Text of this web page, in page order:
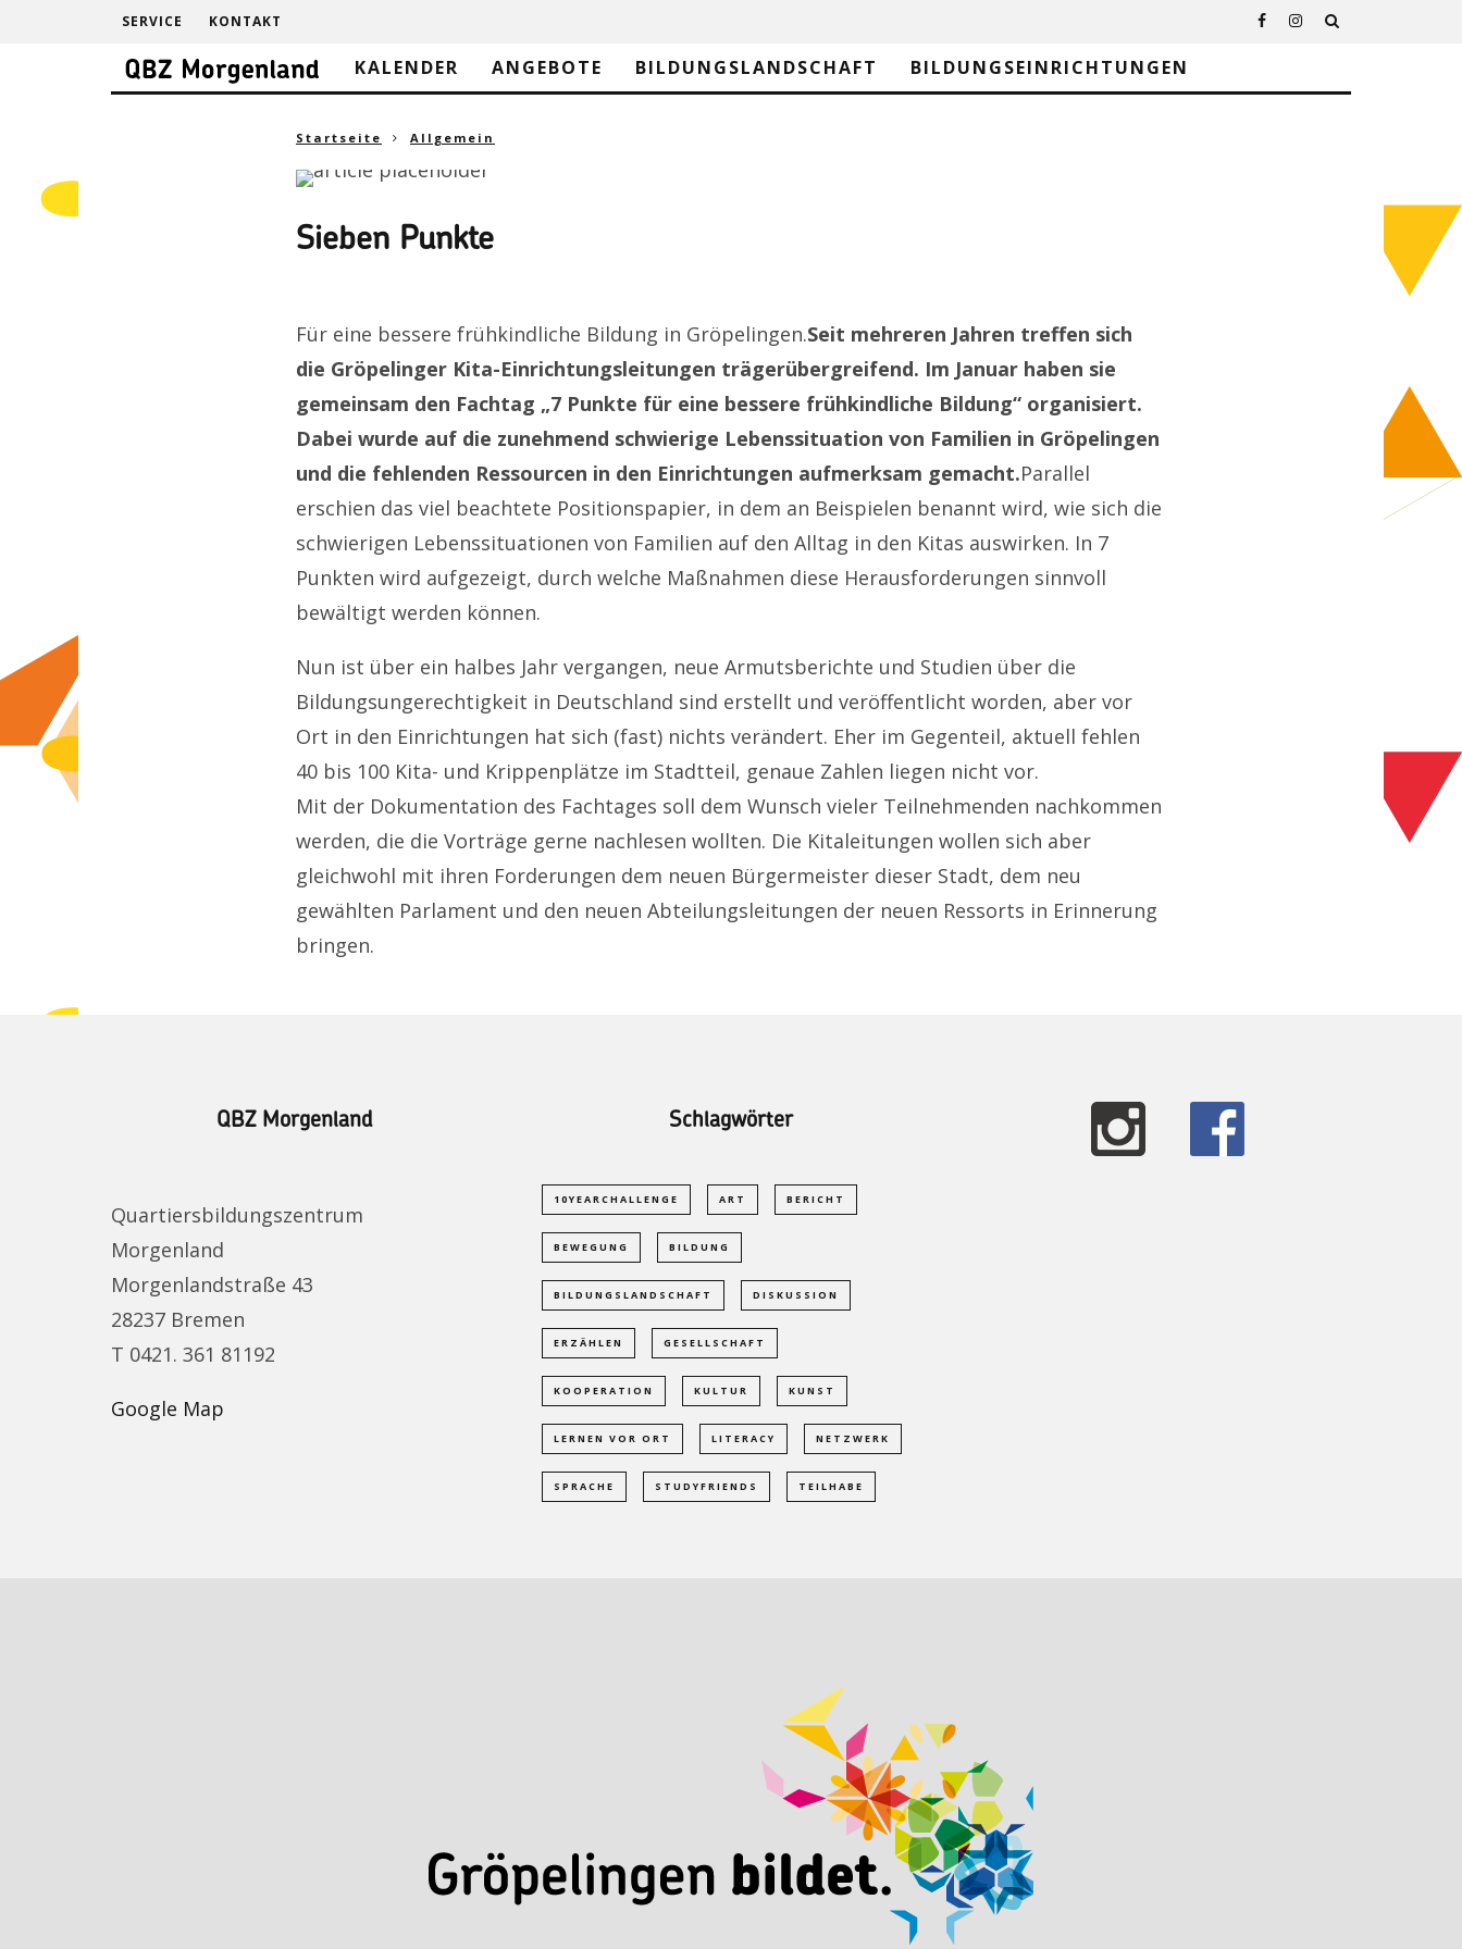
SERVICE KONTAKT
KALENDER ANGEBOTE BILDUNGSLANDSCHAFT BILDUNGSEINRICHTUNGEN
Startseite Allgemein
Sieben Punkte
Für eine bessere frühkindliche Bildung in Gröpelingen.Seit mehreren Jahren treffen sich
die Gröpelinger Kita-Einrichtungsleitungen trägerübergreifend. Im Januar haben sie
gemeinsam den Fachtag „7 Punkte für eine bessere frühkindliche Bildung“ organisiert.
Dabei wurde auf die zunehmend schwierige Lebenssituation von Familien in Gröpelingen
und die fehlenden Ressourcen in den Einrichtungen aufmerksam gemacht.Parallel
erschien das viel beachtete Positionspapier, in dem an Beispielen benannt wird, wie sich die
schwierigen Lebenssituationen von Familien auf den Alltag in den Kitas auswirken. In 7
Punkten wird aufgezeigt, durch welche Maßnahmen diese Herausforderungen sinnvoll
bewältigt werden können.
Nun ist über ein halbes Jahr vergangen, neue Armutsberichte und Studien über die
Bildungsungerechtigkeit in Deutschland sind erstellt und veröffentlicht worden, aber vor
Ort in den Einrichtungen hat sich (fast) nichts verändert. Eher im Gegenteil, aktuell fehlen
40 bis 100 Kita- und Krippenplätze im Stadtteil, genaue Zahlen liegen nicht vor.
Mit der Dokumentation des Fachtages soll dem Wunsch vieler Teilnehmenden nachkommen
werden, die die Vorträge gerne nachlesen wollten. Die Kitaleitungen wollen sich aber
gleichwohl mit ihren Forderungen dem neuen Bürgermeister dieser Stadt, dem neu
gewählten Parlament und den neuen Abteilungsleitungen der neuen Ressorts in Erinnerung
bringen.
QBZ Morgenland
Quartiersbildungszentrum
Morgenland
Morgenlandstraße 43
28237 Bremen
T 0421. 361 81192
Google Map
Schlagwörter
10YEARCHALLENGE ART BERICHT
BEWEGUNG BILDUNG
BILDUNGSLANDSCHAFT DISKUSSION
ERZÄHLEN GESELLSCHAFT
KOOPERATION KULTUR KUNST
LERNEN VOR ORT LITERACY NETZWERK
SPRACHE STUDYFRIENDS TEILHABE